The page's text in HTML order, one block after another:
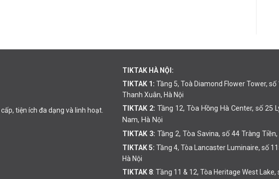
tiện ích đa dạng và linh hoạt.
TIKTAK HÀ NỘI:
TIKTAK 1: Tầng 5, Toà Diamond Flower Tower,
Thanh Xuân, Hà Nội
TIKTAK 2: Tầng 12, Tòa Hồng Hà Center, số 25
Nam, Hà Nội
TIKTAK 3: Tầng 2, Tòa Savina, số 44 Tràng
TIKTAK 5: Tầng 4, Tòa Lancaster Luminaire, số
Hà Nội
TIKTAK 8: Tầng 11 & 12, Tòa Heritage West